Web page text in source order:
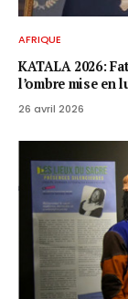
AFRIQUE
KATALA 2026:
l’ombre mise en
26 avril 2026